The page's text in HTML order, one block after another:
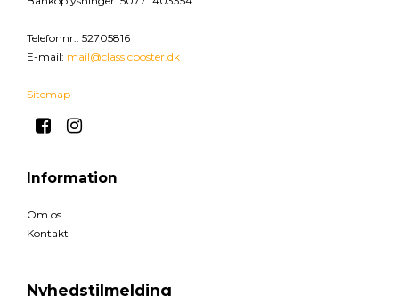
Telefonnr. : 52705816
E-mail: mail@classicposter.dk
Sitemap
Information
Om os
Kontakt
Nyhedstilmelding